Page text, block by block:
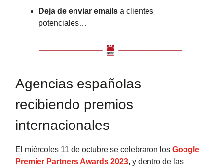
Deja de enviar emails a clientes
potenciales…
Agencias españolas
recibiendo premios
internacionales
El miércoles 11 de octubre se celebraron los Google
Premier Partners Awards 2023, y dentro de las